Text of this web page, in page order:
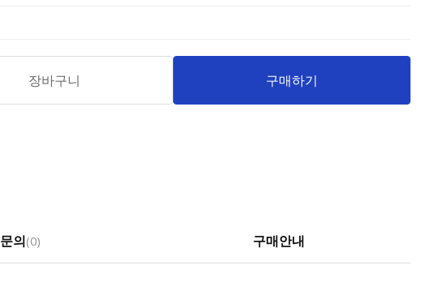
장바구니 구매하기
문의(0) 구매안내